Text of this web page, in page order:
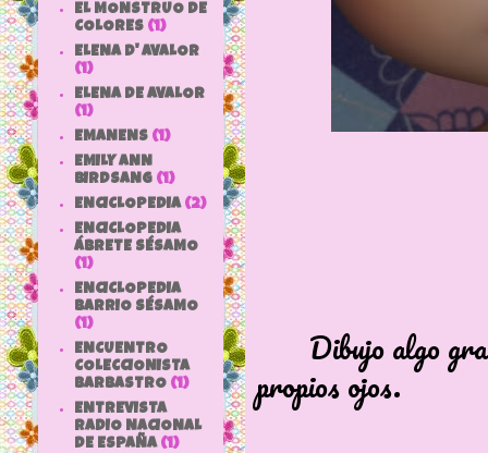
Dibujo algo
propios ojos.
EL MONSTRUO DE
COLORES (1)
ELENA D' AVALOR
(1)
ELENA DE AVALOR
(1)
EMANENS (1)
EMILY ANN
BIRDSANG (1)
ENCICLOPEDIA (2)
ENCICLOPEDIA
ÁBRETE SÉSAMO
(1)
ENCICLOPEDIA
BARRIO SÉSAMO
(1)
ENCUENTRO
COLECCIONISTA
BARBASTRO (1)
ENTREVISTA
RADIO NACIONAL
DE ESPAÑA (1)